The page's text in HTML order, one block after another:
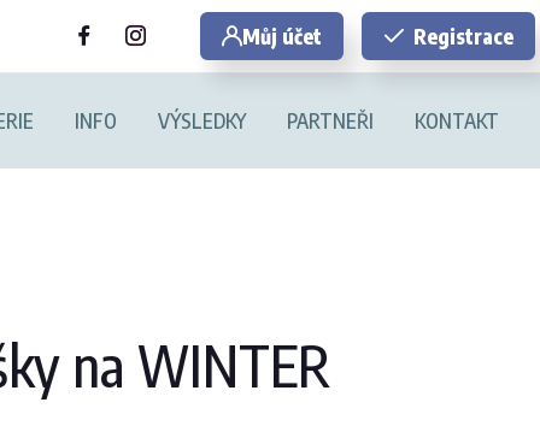
Můj účet Registrace
INFO VÝSLEDKY PARTNEŘI KONTAKT
na WINTER